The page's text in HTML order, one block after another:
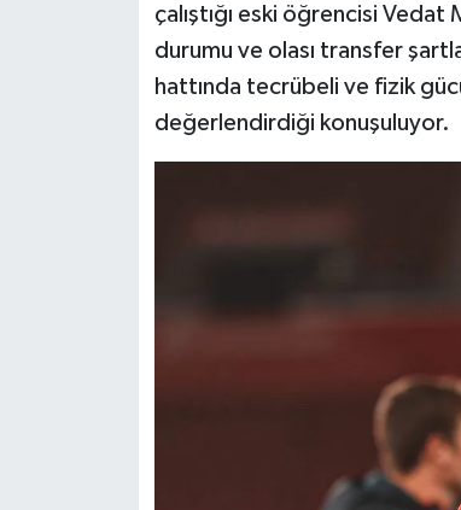
çalıştığı eski öğrencisi
durumu ve olası transfer
hattında tecrübeli ve fizik
değerlendirdiği konuşuluyor.